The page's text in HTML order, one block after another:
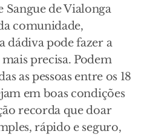
Sangue de Vialonga
comunidade,
dádiva pode fazer a
precisa. Podem
as pessoas entre os 18
em boas condições
recorda que doar
rápido e seguro,